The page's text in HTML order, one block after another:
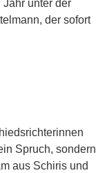
unter der
der sofort
Spruch, sondern
aus Schiris und